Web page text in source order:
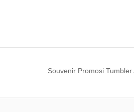
Souvenir Promosi